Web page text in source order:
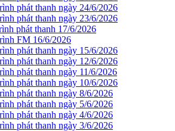
phát thanh ngày 24/6/2026
phát thanh ngày 23/6/2026
phát thanh 17/6/2026
FM 16/6/2026
phát thanh ngày 15/6/2026
phát thanh ngày 12/6/2026
phát thanh ngày 11/6/2026
phát thanh ngày 10/6/2026
phát thanh ngày 8/6/2026
phát thanh ngày 5/6/2026
phát thanh ngày 4/6/2026
phát thanh ngày 3/6/2026